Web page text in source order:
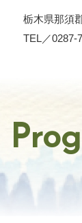
栃木県那須
TEL／0287-